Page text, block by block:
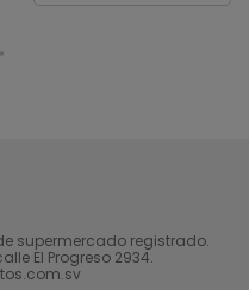
supermercado registrado.
El Progreso 2934.